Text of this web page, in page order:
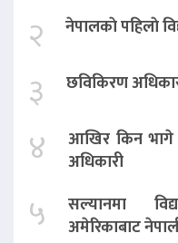
२ नेपालकाे पहिलाे
३ छविकिरण
४
आखिर किन भागे
अधिकारी
५
सल्यानमा
अमेरिकाबाट